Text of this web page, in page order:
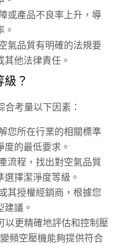
或產品不良率上升，導
氣品質有明確的法規要
他法律責任。
？
合考量以下因素：
您所在行業的相關標準
的最低要求。
流程，找出對空氣品質
擇潔淨度等級。
其授權經銷商，根據您
議。
以更精確地評估和控制壓
頻空壓機能夠提供符合